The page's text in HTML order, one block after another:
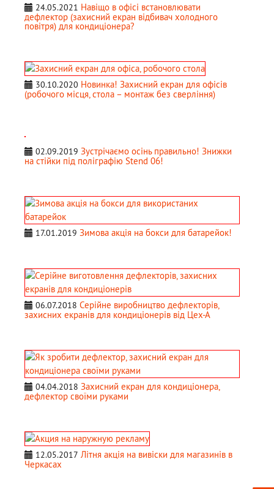
24.05.2021 Навіщо в офісі встановлювати
дефлектор (захисний екран відбивач холодного
повітря) для кондиціонера?
30.10.2020 Новинка! Захисний екран для офісів
(робочого місця, стола – монтаж без сверління)
02.09.2019 Зустрічаємо осінь правильно! Знижки
на стійки під поліграфію Stend 06!
17.01.2019 Зимова акція на бокси для батарейок!
06.07.2018 Серійне виробництво дефлекторів,
захисних екранів для кондиціонерів від Цех-А
04.04.2018 Захисний екран для кондиціонера,
дефлектор своїми руками
12.05.2017 Літня акція на вивіски для магазинів в
Черкасах